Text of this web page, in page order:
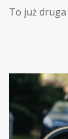
To już